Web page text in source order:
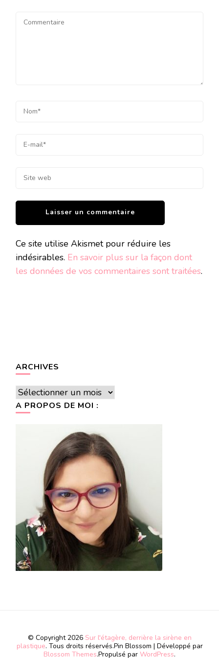
Ce site utilise Akismet pour réduire les
indésirables. En savoir plus sur la façon dont
les données de vos commentaires sont traitées.
ARCHIVES
Archives
A PROPOS DE MOI :
© Copyright 2026 Sur l'étagère, derrière la sirène en
plastique. Tous droits réservés.Pin Blossom | Développé par
Blossom Themes.Propulsé par WordPress.